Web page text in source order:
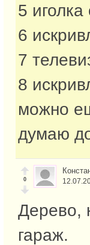
5
6
7
8
можно
думаю
0
Дерево,
гараж.